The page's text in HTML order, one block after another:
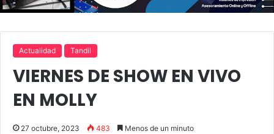
Actualidad Tandil
VIERNES DE SHOW EN VIVO
EN MOLLY
27 octubre, 2023 483 Menos de un minuto